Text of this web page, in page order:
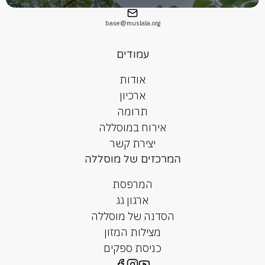
base@muslala.org
עמודים
אודות
ארכיון
תרומה
אירוח במוסללה
יצירת קשר
המרכזים של מוסללה
המרפסת
ארגון גג
הסדנה של מוסללה
מצילות המזון
כניסת ספקים